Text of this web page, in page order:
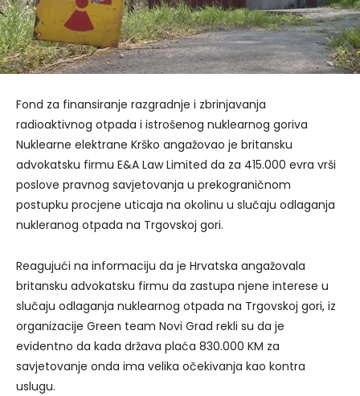
Fond za finansiranje razgradnje i zbrinjavanja
radioaktivnog otpada i istrošenog nuklearnog goriva
Nuklearne elektrane Krško angažovao je britansku
advokatsku firmu E&A Law Limited da za 415.000 evra vrši
poslove pravnog savjetovanja u prekograničnom
postupku procjene uticaja na okolinu u slučaju odlaganja
nukleranog otpada na Trgovskoj gori.
Reagujući na informaciju da je Hrvatska angažovala
britansku advokatsku firmu da zastupa njene interese u
slučaju odlaganja nuklearnog otpada na Trgovskoj gori, iz
organizacije Green team Novi Grad rekli su da je
evidentno da kada država plaća 830.000 KM za
savjetovanje onda ima velika očekivanja kao kontra
uslugu.